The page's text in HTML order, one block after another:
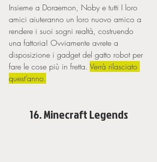
Insieme a Doraemon, Noby e tutti I loro
amici aiuteranno un loro nuovo amico a
rendere i suoi sogni realtà, costruendo
una fattoria! Ovviamente avrete a
disposizione i gadget del gatto robot per
fare le cose più in fretta. Verrà rilasciato
quest’anno.
16. Minecraft Legends